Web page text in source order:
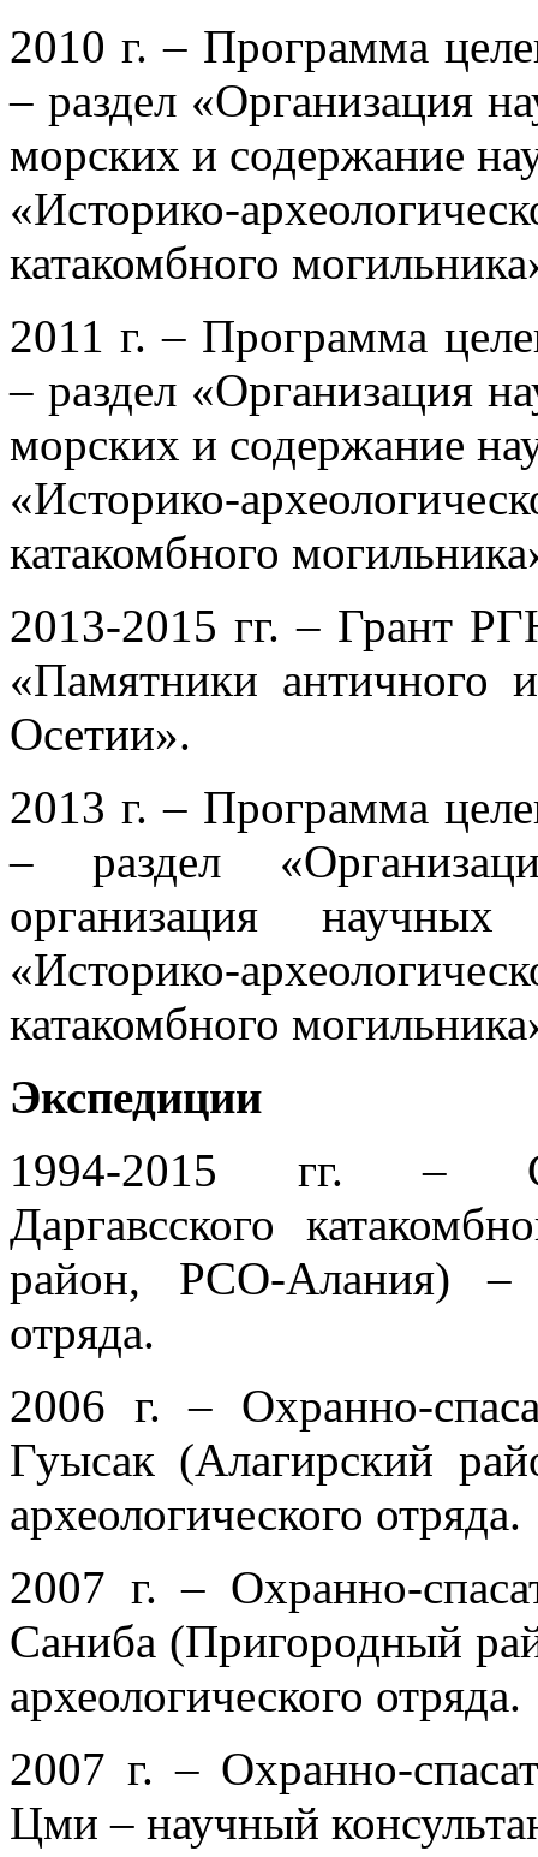
2010 г. – Программа
– раздел «Организация
морских и содержание
«Историко-
катакомбного
2011 г. – Программа
– раздел «Организация
морских и содержание
«Историко-
катакомбного
2013-2015 гг. – Грант
«Памятники античного
Осетии».
2013 г. – Программа
– раздел
организация
«Историко-
катакомбного
Экспедиции
1994-2015 гг. –
Даргавсского
район, РСО-Алания) –
отряда.
2006 г. – Охранно-
Гуысак (Алагирский
археологического отряда.
2007 г. – Охранно-
Саниба (Пригородный
археологического отряда.
2007 г. – Охранно-
Цми – научный